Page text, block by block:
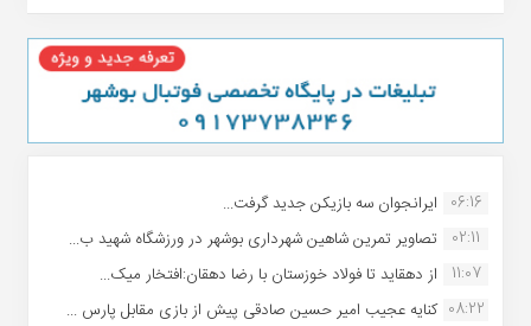
06:16 ایرانجوان سه بازیکن جدید گرفت...
02:11
تصاویر تمرین شاهین شهردارى بوشهر در ورزشگاه شهید ب...
11:07
از دهقاید تا فولاد خوزستان با رضا دهقان:افتخار میک...
08:22 کنایه عجیب امیر حسین صادقی پیش از بازی مقابل پارس ...